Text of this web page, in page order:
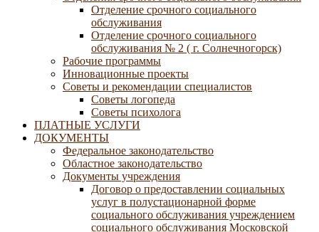
Отделение срочного социального
обслуживания
Отделение срочного социального
обслуживания № 2 ( г. Солнечногорск)
Рабочие программы
Инновационные проекты
Советы и рекомендации специалистов
Советы логопеда
Советы психолога
ПЛАТНЫЕ УСЛУГИ
ДОКУМЕНТЫ
Федеральное законодательство
Областное законодательство
Документы учреждения
Договор о предоставлении социальных
услуг в полустационарной форме
социального обслуживания учреждением
социального обслуживания Московской